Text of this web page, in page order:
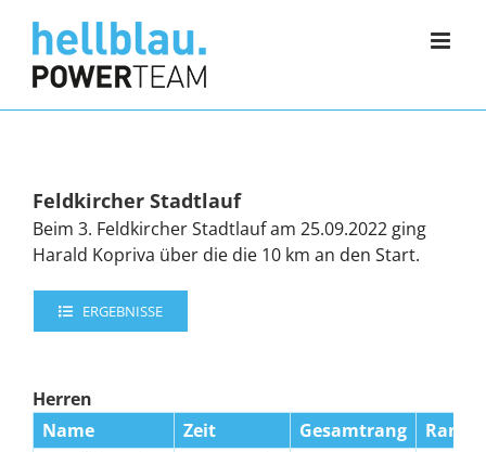
Inhalt
springen
Feldkircher Stadtlauf
Beim 3. Feldkircher Stadtlauf am 25.09.2022 ging
Harald Kopriva über die die 10 km an den Start.
ERGEBNISSE
Herren
Name
Zeit Gesamtrang
Rang